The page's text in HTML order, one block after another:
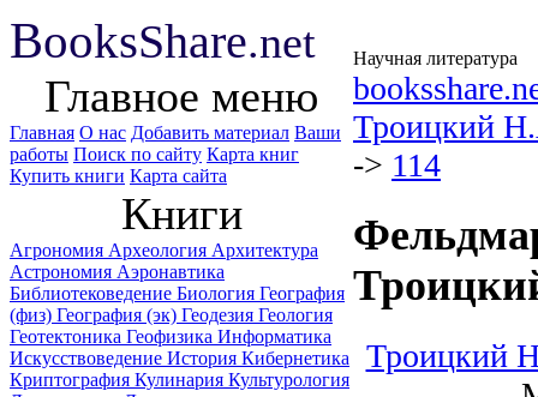
BooksShare.net Научная литература
Главное меню
Главная О нас Добавить материал Ваши
работы Поиск по сайту Карта книг
Купить книги Карта сайта
Книги
Агрономия Археология Архитектура
Астрономия Аэронавтика
Библиотековедение Биология География
(физ) География (эк) Геодезия Геология
Геотектоника Геофизика Информатика
Искусствоведение История Кибернетика
Криптография Кулинария Культурология
Троицкий
-> 114
Троицкий